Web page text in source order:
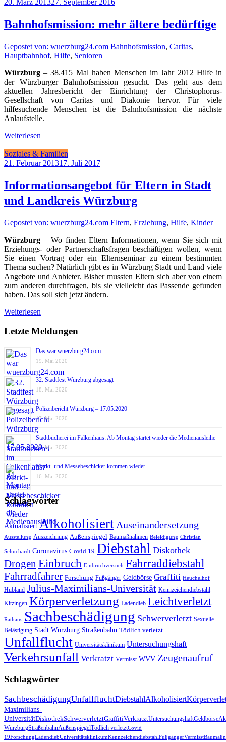
20. März 201327. September 2016
Bahnhofsmission: mehr ältere bedürftige
Gepostet von: wuerzburg24.com Bahnhofsmission, Caritas,
Hauptbahnhof, Hilfe, Senioren
Würzburg – 38.415 Mal haben Menschen im Jahr 2012 Hilfe in
der Würzburger Bahnhofsmission gesucht. Das geht aus dem
aktuellen Jahresbericht der Einrichtung der Christophorus-
Gesellschaft von Caritas und Diakonie hervor. Für viele
hilfesuchende Menschen ist die Bahnhofsmission die nächste
Anlaufstelle.
Weiterlesen
Soziales & Familien
21. Februar 201317. Juli 2017
Informationsangebot für Eltern in Stadt
und Landkreis Würzburg
Gepostet von: wuerzburg24.com Eltern, Erziehung, Hilfe, Kinder
Würzburg – Wo finden Eltern Informationen, wenn Sie sich mit
Erziehungs- oder Partnerschaftsfragen beschäftigen wollen, wenn
Sie einen Vortrag oder ein Elternseminar zu einem bestimmten
Thema suchen? Natürlich gibt es in Würzburg Stadt und Land viele
Angebote und Anbieter. Bisher mussten Eltern sich aber von einem
zum anderen durchfragen, bis sie vielleicht das Passende gefunden
haben. Das soll sich jetzt ändern.
Weiterlesen
Letzte Meldungen
Das war wuerzburg24.com
19. Mai 2020
32. Stadtfest Würzburg abgesagt
18. Mai 2020
Polizeibericht Würzburg – 17.05.2020
17. Mai 2020
Stadtbücherei im Falkenhaus: Ab Montag startet wieder die Medienausleihe
17. Mai 2020
Markt- und Messebeschicker kommen wieder
16. Mai 2020
Schlagwörter
Aktualisiert Alkoholisiert Auseinandersetzung
Ausstellung Auszeichnung Außenspiegel Baumaßnahmen Beleidigung Christian
Schuchardt Coronavirus Covid 19 Diebstahl Diskothek
Drogen Einbruch Einbruchversuch Fahrraddiebstahl
Fahrradfahrer Forschung Fußgänger Geldbörse Graffiti Heuchelhof
Hubland Julius-Maximilians-Universität Kennzeichendiebstahl
Kitzingen Körperverletzung Ladendieb Leichtverletzt
Rathaus Sachbeschädigung Schwerverletzt Sexuelle
Belästigung Stadt Würzburg Straßenbahn Tödlich verletzt
Unfallflucht Universitätsklinikum Untersuchungshaft
Verkehrsunfall Verkratzt Vermisst WVV Zeugenaufruf
Schlagwörter
SachbeschädigungUnfallfluchtDiebstahlAlkoholisiert
Maximilians-
UniversitätDiskothekSchwerverletztGraffitiVerkratztUntersuchungshaftGeldbörse
WürzburgStraßenbahnAußenspiegelTödlich verletztCovid
19ForschungLadendiebUniversitätsklinikumKennzeichendiebstahlFußgängerVermisst